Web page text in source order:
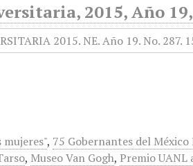
2015, Año
mujeres", 75 Gobernantes del
, Museo Van Gogh, Premio